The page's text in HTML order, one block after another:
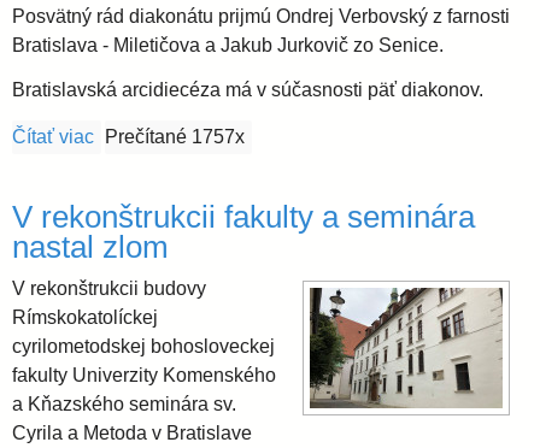
e
c
é
z
a
Posvätný rád diakonátu prijmú Ondrej Verbovský z farnosti
Bratislava - Miletičova a Jakub Jurkovič zo Senice.
Bratislavská arcidiecéza má v súčasnosti päť diakonov.
Čítať viac o Bratislavskej arcidiecéze pribudnú dvaja diakoni
Prečítané 1757x
V rekonštrukcii fakulty a seminára
nastal zlom
V rekonštrukcii budovy
Rímskokatolíckej
cyrilometodskej bohosloveckej
fakulty Univerzity Komenského
a Kňazského seminára sv.
Cyrila a Metoda v Bratislave